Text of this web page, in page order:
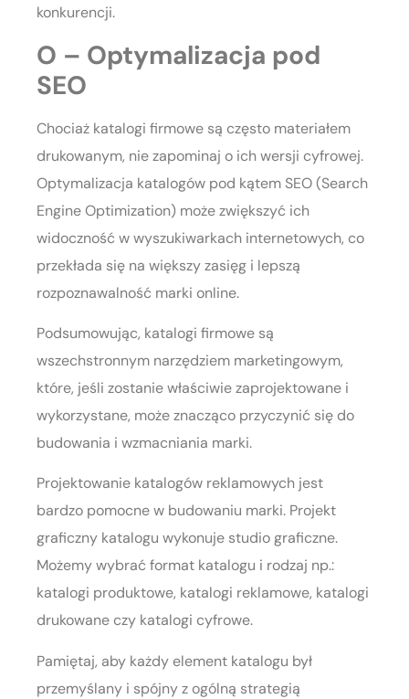
konkurencji.
O – Optymalizacja pod
SEO
Chociaż katalogi firmowe są często materiałem
drukowanym, nie zapominaj o ich wersji cyfrowej.
Optymalizacja katalogów pod kątem SEO (Search
Engine Optimization) może zwiększyć ich
widoczność w wyszukiwarkach internetowych, co
przekłada się na większy zasięg i lepszą
rozpoznawalność marki online.
Podsumowując, katalogi firmowe są
wszechstronnym narzędziem marketingowym,
które, jeśli zostanie właściwie zaprojektowane i
wykorzystane, może znacząco przyczynić się do
budowania i wzmacniania marki.
Projektowanie katalogów reklamowych jest
bardzo pomocne w budowaniu marki. Projekt
graficzny katalogu wykonuje studio graficzne.
Możemy wybrać format katalogu i rodzaj np.:
katalogi produktowe, katalogi reklamowe, katalogi
drukowane czy katalogi cyfrowe.
Pamiętaj, aby każdy element katalogu był
przemyślany i spójny z ogólną strategią